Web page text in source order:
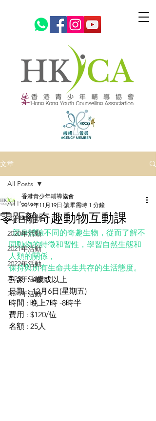
文章
All Posts
2019年活動
2020年活動
2021年活動
2022年活動
2023年活動
2024年活動
All Posts
零距離奇趣動物互動課
香港青少年輔導協會
2019年11月19日 讀畢需時 1 分鐘
親身體驗不同的奇趣生物，從而了解不
同動物的特徵和習性，學習自然生態和
人類的關係，
保持與所有生命共生共存的生活態度。
對象：4歲或以上
日期：12月6日(星期五)
時間 : 晚上7時 -8時半
費用 : $120/位
名額 : 25人